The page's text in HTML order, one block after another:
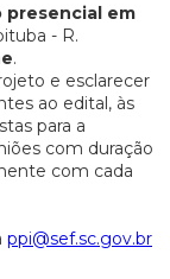
presencial em
- R.
.
e esclarecer
ao edital, às
para a
com duração
com cada
ppi@sef.sc.gov.br